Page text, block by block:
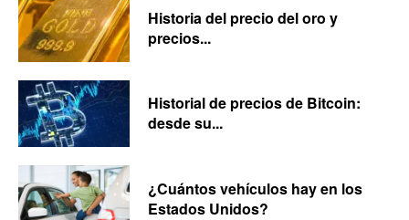
Historia del precio del oro y
precios...
Historial de precios de Bitcoin:
desde su...
¿Cuántos vehículos hay en los
Estados Unidos?